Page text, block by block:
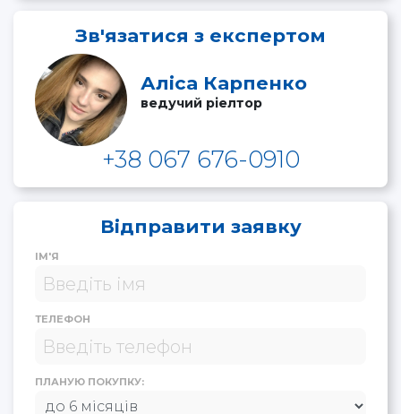
Зв'язатися з експертом
Аліса Карпенко
ведучий ріелтор
+38 067 676-0910
Відправити заявку
ІМ'Я
ТЕЛЕФОН
ПЛАНУЮ ПОКУПКУ: